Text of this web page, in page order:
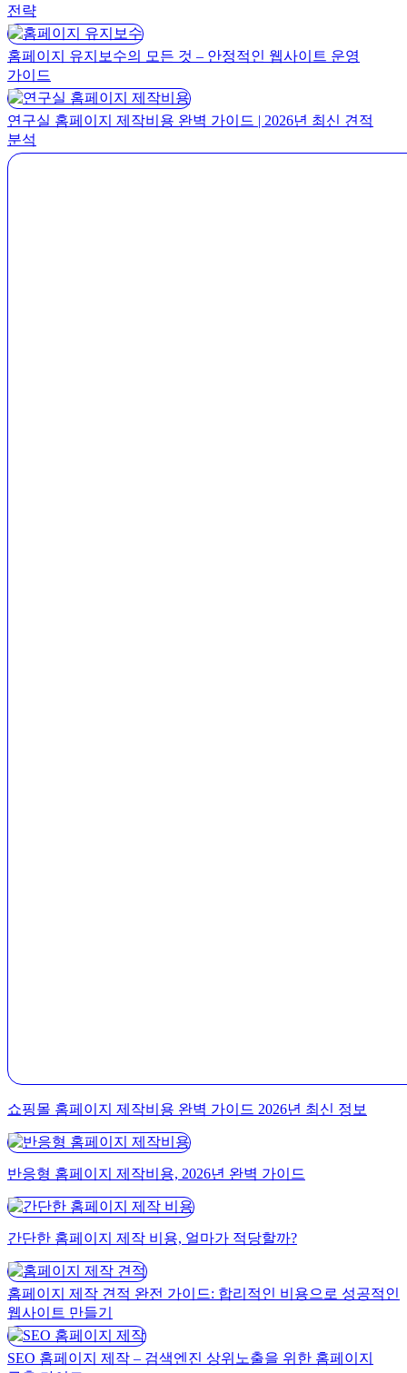
전략
홈페이지 유지보수의 모든 것 – 안정적인 웹사이트 운영
가이드
연구실 홈페이지 제작비용 완벽 가이드 | 2026년 최신 견적
분석
쇼핑몰 홈페이지 제작비용 완벽 가이드 2026년 최신 정보
반응형 홈페이지 제작비용, 2026년 완벽 가이드
간단한 홈페이지 제작 비용, 얼마가 적당할까?
홈페이지 제작 견적 완전 가이드: 합리적인 비용으로 성공적인
웹사이트 만들기
SEO 홈페이지 제작 – 검색엔진 상위노출을 위한 홈페이지